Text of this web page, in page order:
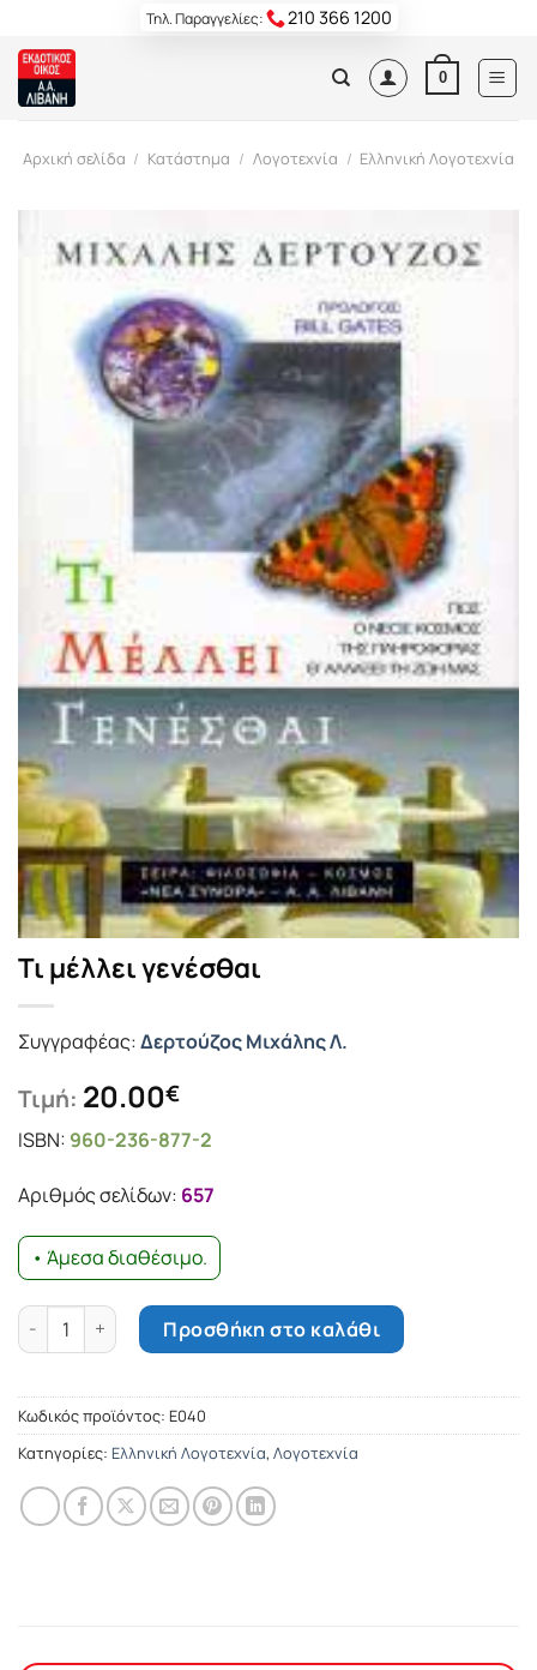
content
Τηλ. Παραγγελίες: 210 366 1200
0
Αρχική σελίδα / Κατάστημα / Λογοτεχνία / Ελληνική Λογοτεχνία
Τι μέλλει γενέσθαι
Συγγραφέας:Δερτούζος Μιχάλης Λ.
Τιμή: 20.00€
ISBN: 960-236-877-2
Αριθμός σελίδων: 657
• Άμεσα διαθέσιμο.
Τι μέλλει γενέσθαι ποσότηταΠροσθήκη στο καλάθι
Κωδικός προϊόντος: Ε040
Κατηγορίες: Ελληνική Λογοτεχνία, Λογοτεχνία